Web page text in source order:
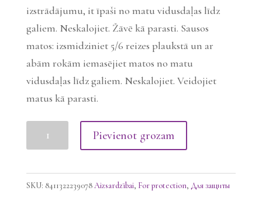
izstrādājumu, it īpaši no matu vidusdaļas līdz
galiem. Neskalojiet. Žāvē kā parasti. Sausos
matos: izsmidziniet 5/6 reizes plaukstā un ar
abām rokām iemasējiet matos no matu
vidusdaļas līdz galiem. Neskalojiet. Veidojiet
matus kā parasti.
CAVIAR
sprejs
Pievienot grozam
SKU: 8411322239078Aizsardzībai, For protection, Для защиты